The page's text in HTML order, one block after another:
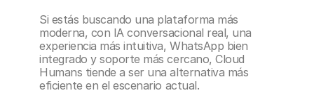
Si estás buscando una plataforma más
moderna, con IA conversacional real, una
experiencia más intuitiva, WhatsApp bien
integrado y soporte más cercano, Cloud
Humans tiende a ser una alternativa más
eficiente en el escenario actual.